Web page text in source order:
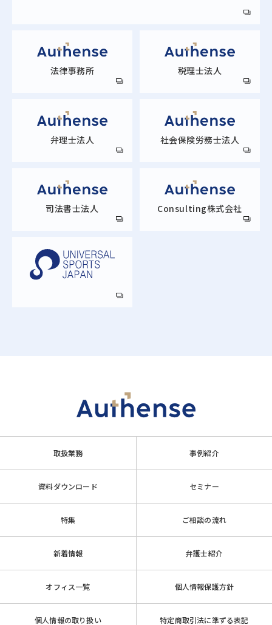
法律事務所 税理士法人
弁理士法人 社会保険労務士法人
司法書士法人 Consulting株式会社
取扱業務 事例紹介
資料ダウンロード セミナー
特集 ご相談の流れ
新着情報 弁護士紹介
オフィス一覧 個人情報保護方針
個人情報の取り扱い 特定商取引法に準ずる表記